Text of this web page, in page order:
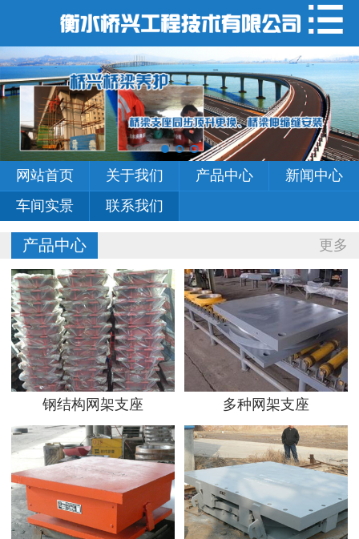
网站首页
关于我们
产品中心
新闻中心
车间实景
联系我们
网站首页 关于我们 产品中心
新闻中心
车间实景
联系我们
更多
产品中心
钢结构网架支座 多种网架支座